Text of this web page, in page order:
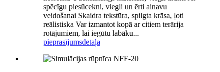
spēcīgu piesūcekni, viegli un ērti ainavu
veidošanai Skaidra tekstūra, spilgta krāsa, ļoti
reālistiska Var izmantot kopā ar citiem terārija
rotājumiem, lai iegūtu labāku...
pieprasījumsdetaļa